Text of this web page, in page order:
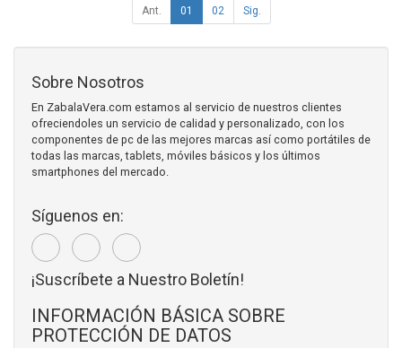
Ant. 01 02 Sig.
Sobre Nosotros
En ZabalaVera.com estamos al servicio de nuestros clientes
ofreciendoles un servicio de calidad y personalizado, con los
componentes de pc de las mejores marcas así como portátiles de
todas las marcas, tablets, móviles básicos y los últimos
smartphones del mercado.
Síguenos en:
¡Suscríbete a Nuestro Boletín!
INFORMACIÓN BÁSICA SOBRE
PROTECCIÓN DE DATOS